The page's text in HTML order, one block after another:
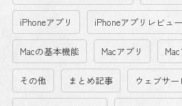
iPhoneアプリ iPhoneアプリレビュー
Macの基本機能 Macアプリ
その他 まとめ記事 ウェブサー